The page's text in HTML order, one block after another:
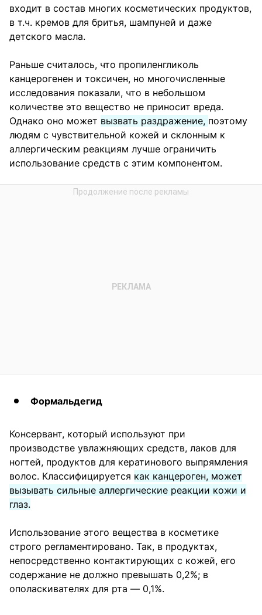
входит в состав многих косметических продуктов,
в т.ч. кремов для бритья, шампуней и даже
детского масла.
Раньше считалось, что пропиленгликоль
канцерогенен и токсичен, но многочисленные
исследования показали, что в небольшом
количестве это вещество не приносит вреда.
Однако оно может вызвать раздражение, поэтому
людям с чувствительной кожей и склонным к
аллергическим реакциям лучше ограничить
использование средств с этим компонентом.
Формальдегид
Консервант, который используют при
производстве увлажняющих средств, лаков для
ногтей, продуктов для кератинового выпрямления
волос. Классифицируется как канцероген, может
вызывать сильные аллергические реакции кожи и
глаз.
Использование этого вещества в косметике
строго регламентировано. Так, в продуктах,
непосредственно контактирующих с кожей, его
содержание не должно превышать 0,2%; в
ополаскивателях для рта — 0,1%.